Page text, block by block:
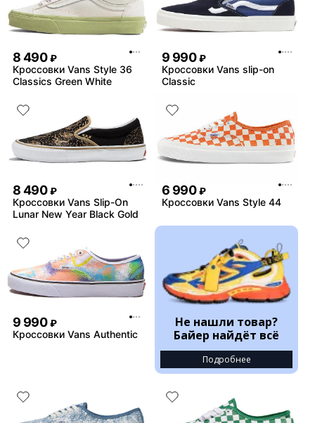
8 490 ₽
Кроссовки Vans Style 36
Classics Green White
9 990 ₽
Кроссовки Vans slip-on
Classic
8 490 ₽
Кроссовки Vans Slip-On
Lunar New Year Black Gold
6 990 ₽
Кроссовки Vans Style 44
9 990 ₽
Кроссовки Vans Authentic
Не нашли товар?
Байер найдёт всё
Подробнее